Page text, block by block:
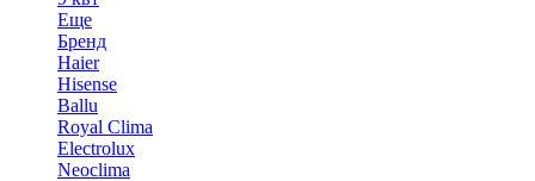
Еще
Бренд
Haier
Hisense
Ballu
Royal Clima
Electrolux
Neoclima